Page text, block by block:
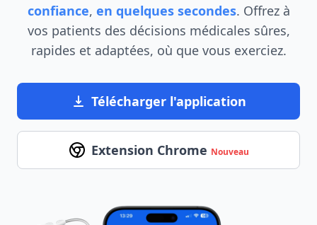
confiance, en quelques secondes. Offrez à
vos patients des décisions médicales sûres,
rapides et adaptées, où que vous exerciez.
Télécharger l'application
Extension Chrome Nouveau